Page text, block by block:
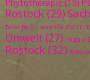
Phytotherapie (19)
Rostock (29)
Teneriffa (9) Teneriffa 2023 (11)
Umwelt (27) Yoga
Rostock (32)